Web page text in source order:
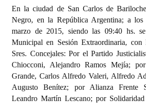
Programas
LEGISLACIÓN
Constitución Nacional
Constitución Provincial
Carta Orgánica 2007
En la ciudad de San Carlos de
Negro, en la República Argentina; a
marzo de 2015, siendo las 09:40 hs.
Municipal en Sesión Extraordinaria, con
Sres. Concejales: Por el Partido
Chiocconi, Alejandro Ramos Mejía;
Grande, Carlos Alfredo Valeri, Alfredo
Augusto Benítez; por Alianza Frente
Leandro Martín Lescano; por